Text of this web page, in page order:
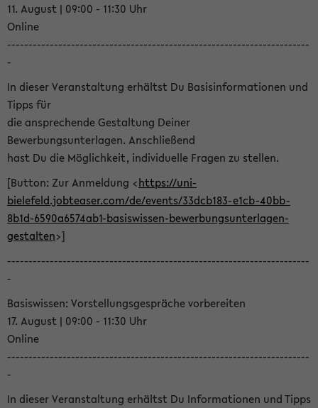
11. August | 09:00 - 11:30 Uhr
Online
-----------------------------------------------------------------------
-
In dieser Veranstaltung erhältst Du Basisinformationen und
Tipps für
die ansprechende Gestaltung Deiner
Bewerbungsunterlagen. Anschließend
hast Du die Möglichkeit, individuelle Fragen zu stellen.
[Button: Zur Anmeldung <https://uni-
bielefeld.jobteaser.com/de/events/33dcb183-e1cb-40bb-
8b1d-6590a6574ab1-basiswissen-bewerbungsunterlagen-
gestalten>]
-----------------------------------------------------------------------
-
Basiswissen: Vorstellungsgespräche vorbereiten
17. August | 09:00 - 11:30 Uhr
Online
-----------------------------------------------------------------------
-
In dieser Veranstaltung erhältst Du Informationen und Tipps